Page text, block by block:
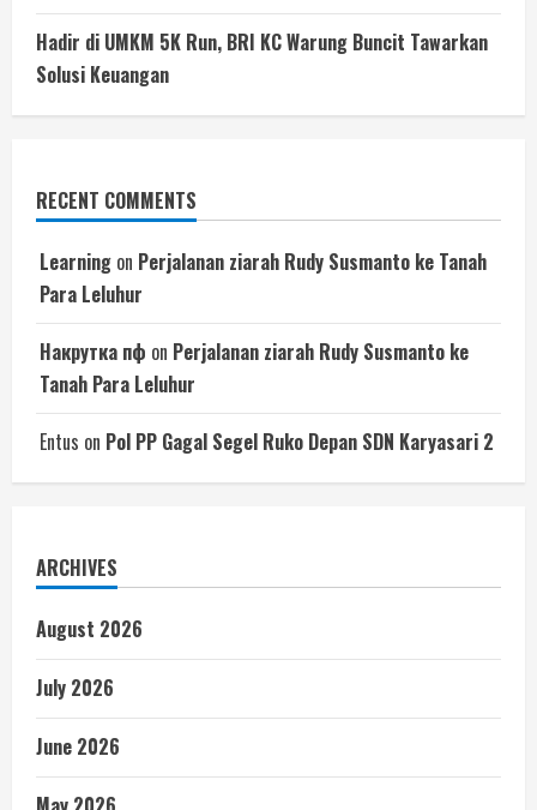
Hadir di UMKM 5K Run, BRI KC Warung Buncit Tawarkan
Solusi Keuangan
RECENT COMMENTS
Learning on Perjalanan ziarah Rudy Susmanto ke Tanah
Para Leluhur
Накрутка пф on Perjalanan ziarah Rudy Susmanto ke
Tanah Para Leluhur
Entus on Pol PP Gagal Segel Ruko Depan SDN Karyasari 2
ARCHIVES
August 2026
July 2026
June 2026